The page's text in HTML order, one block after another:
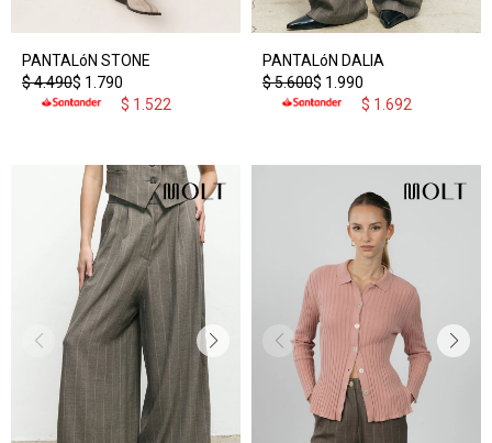
PANTALóN STONE
$ 1.790
$4.490
$ 1.522
PANTALóN DALIA
$ 1.990
$5.600
$ 1.692